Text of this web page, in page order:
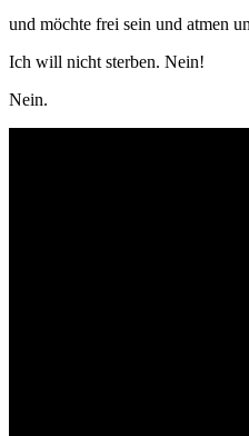
und möchte frei sein und atmen
Ich will nicht sterben. Nein!
Nein.